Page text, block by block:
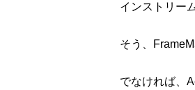
インストリー
そう、
でなければ、